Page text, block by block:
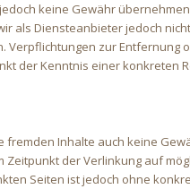
keine Gewähr
als Diensteanbieter jedoch
zur Entfernung
der Kenntnis einer konkreten
Inhalte auch keine
der Verlinkung auf
Seiten ist jedoch ohne